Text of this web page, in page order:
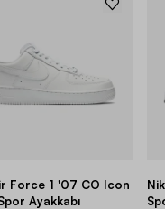
Force 1 '07 CO Icon
Ayakkabı